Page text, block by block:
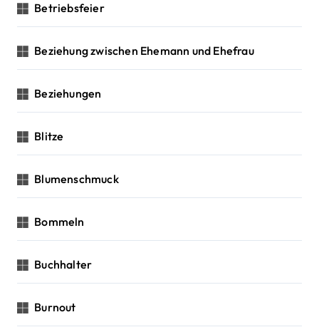
Betriebsfeier
Beziehung zwischen Ehemann und Ehefrau
Beziehungen
Blitze
Blumenschmuck
Bommeln
Buchhalter
Burnout